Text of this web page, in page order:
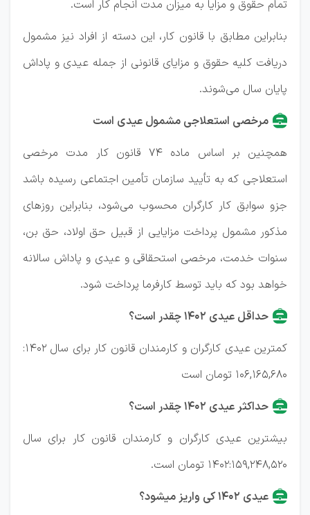
تمام حقوق و مزایا به میزان مدت انجام کار است.
بنابراین مطابق با قانون کار، این دسته از افراد نیز مشمول
دریافت کلیه حقوق و مزایای قانونی از جمله عیدی و پاداش
پایان سال می‌شوند.
مرخصی استعلاجی مشمول عیدی است
همچنین بر اساس ماده ۷۴ قانون کار مدت مرخصی
استعلاجی که به تأیید سازمان تأمین اجتماعی رسیده باشد
جزو سوابق کار کارگران محسوب می‌شود، بنابراین روزهای
مذکور مشمول پرداخت مزایایی از قبیل حق اولاد، حق بن،
سنوات خدمت، مرخصی استحقاقی و عیدی و پاداش سالانه
خواهد بود که باید توسط کارفرما پرداخت شود.
حداقل عیدی ۱۴۰۲ چقدر است؟
کمترین عیدی کارگران و کارمندان قانون کار برای سال ۱۴۰۲:
۱۰۶,۱۶۵,۶۸۰ تومان است
حداکثر عیدی ۱۴۰۲ چقدر است؟
بیشترین عیدی کارگران و کارمندان قانون کار برای سال
۱۴۰۲:۱۵۹,۲۴۸,۵۲۰ تومان است.
عیدی ۱۴۰۲ کی واریز میشود؟